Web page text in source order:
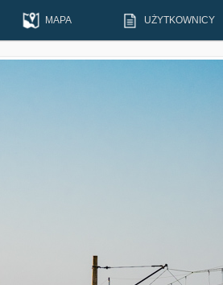
MAPA UŻYTKOWNICY